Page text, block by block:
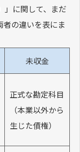
」に関して、まだ
の違いを表にま
未収金
正式な勘定科目
（本業以外から
生じた債権）